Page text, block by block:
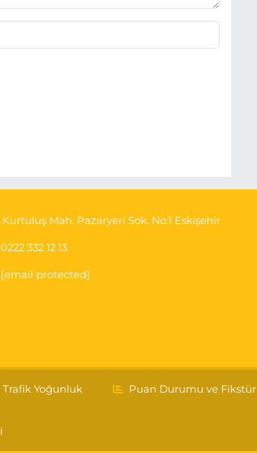
Kurtuluş Mah. Pazaryeri Sok. No:1 Eskişehir
0222 332 12 13
[email protected]
Trafik Yoğunluk
Puan Durumu ve Fikstür